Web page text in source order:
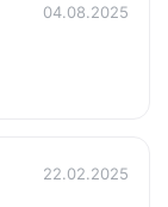
04.08.2025
22.02.2025